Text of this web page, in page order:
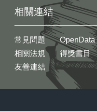
相關連結
常見問題
相關法規
友善連結
OpenData
得獎書目